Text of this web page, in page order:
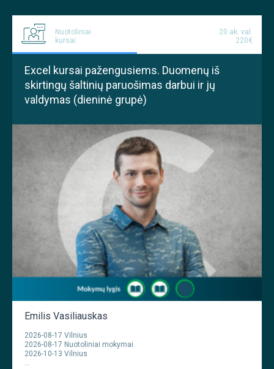
Nuotoliniai
kursai
20 ak. val.
220€
Excel kursai pažengusiems. Duomenų iš
skirtingų šaltinių paruošimas darbui ir jų
valdymas (dieninė grupė)
Emilis Vasiliauskas
2026-08-17 Vilnius
2026-08-17 Nuotoliniai mokymai
2026-10-13 Vilnius
...